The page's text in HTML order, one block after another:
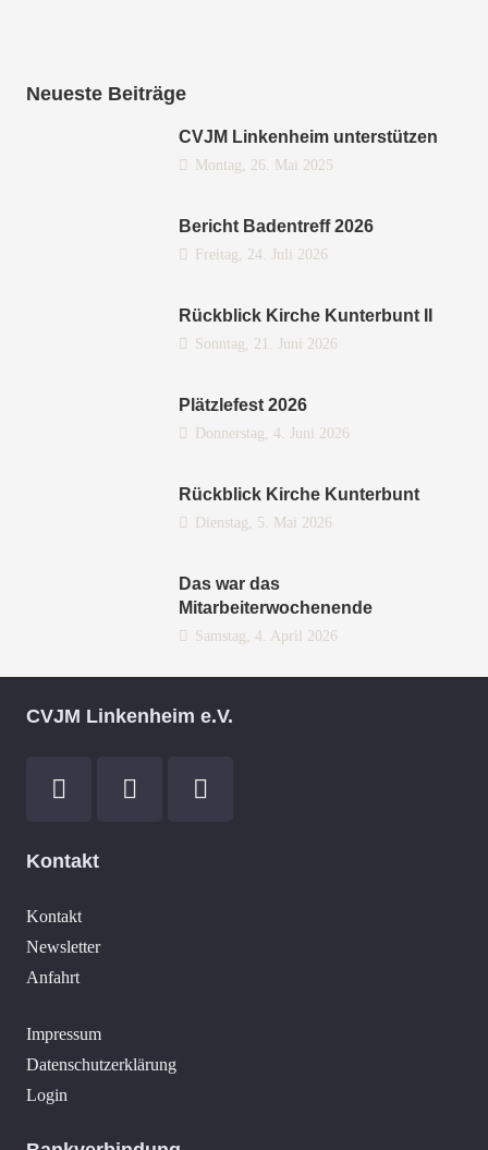
Neueste Beiträge
CVJM Linkenheim unterstützen
Montag, 26. Mai 2025
Bericht Badentreff 2026
Freitag, 24. Juli 2026
Rückblick Kirche Kunterbunt II
Sonntag, 21. Juni 2026
Plätzlefest 2026
Donnerstag, 4. Juni 2026
Rückblick Kirche Kunterbunt
Dienstag, 5. Mai 2026
Das war das
Mitarbeiterwochenende
Samstag, 4. April 2026
CVJM Linkenheim e.V.
Kontakt
Kontakt
Newsletter
Anfahrt
Impressum
Datenschutzerklärung
Login